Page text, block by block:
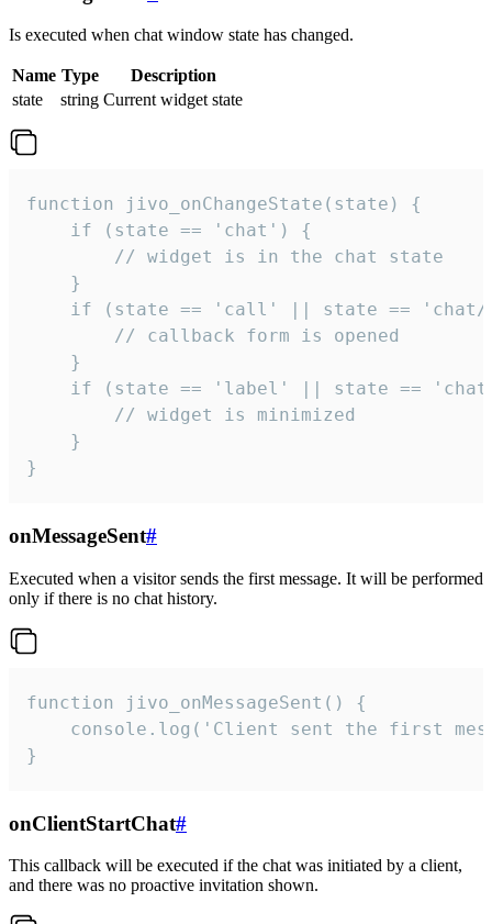
Is executed when chat window state has changed.
Name Type
Description
state
string Current widget state
function jivo_onChangeState(state) {
    if (state == 'chat') {
        // widget is in the chat state
    }
if (state == 'call' || state ==
        // callback form is opened
    }
if (state == 'label' || state ==
        // widget is minimized
    }
}
onMessageSent#
Executed when a visitor sends the first message. It will be performed
only if there is no chat history.
function jivo_onMessageSent() {
console.log('Client sent the first
}
onClientStartChat#
This callback will be executed if the chat was initiated by a client,
and there was no proactive invitation shown.